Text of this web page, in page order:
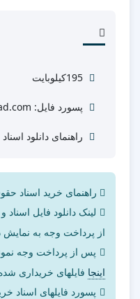
195کیلوبایت
پسورد فایل: www.1sanad.com
راهنمای دانلود
راهنمای خرید اسناد
لینک دانلود فایل
از پرداخت وجه به نمایش
پس از پرداخت وجه
اینجا فایلهای خریداری شده را
پسورد فایلهای اسناد